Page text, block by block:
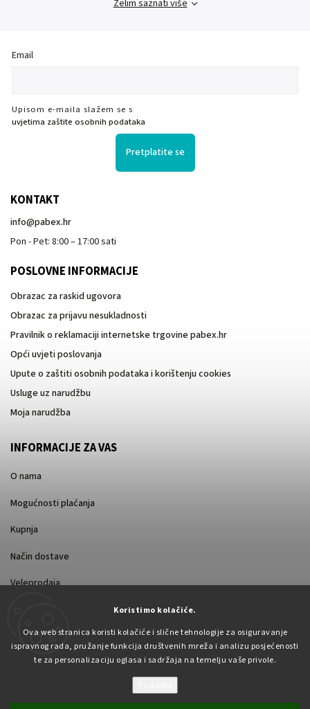
Koristimo kolačiće.
Ova web stranica koristi kolačiće i slične tehnologije za osiguravanje
ispravnog rada, pružanje funkcija društvenih mreža i analizu posjećenosti
te za personalizaciju oglasa i sadržaja na temelju vaše privole.
Želim saznati više
Email
Upisom e-maila slažem se s
uvjetima zaštite osobnih podataka
Pretplatite se
KONTAKT
info@pabex.hr
Pon - Pet: 8:00 – 17:00 sati
POSLOVNE INFORMACIJE
Obrazac za raskid ugovora
Obrazac za prijavu nesukladnosti
Pravilnik o reklamaciji internetske trgovine pabex.hr
Opći uvjeti poslovanja
Upute o zaštiti osobnih podataka i korištenju cookies
Usluge uz narudžbu
Moja narudžba
INFORMACIJE ZA VAS
O nama
Mogućnosti plaćanja
Kupnja
Način dostave
Veleprodaja
Autorsko pravo 2026Pabex.hr. Sva prava pridržana.